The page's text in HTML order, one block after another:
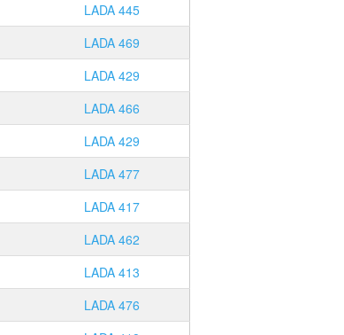
LADA 445
LADA 469
LADA 429
LADA 466
LADA 429
LADA 477
LADA 417
LADA 462
LADA 413
LADA 476